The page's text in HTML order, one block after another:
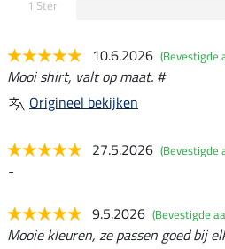
1 Ster
10.6.2026 (Bevestigde
Mooi shirt, valt op maat. #
Origineel bekijken
27.5.2026 (Bevestigde
-
9.5.2026 (Bevestigde
Mooie kleuren, ze passen goed bij